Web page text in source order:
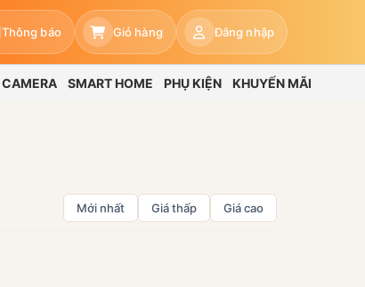
Thông báo Giỏ hàng Đăng nhập
CAMERA SMART HOME PHỤ KIỆN KHUYẾN MÃI
Mới nhất Giá thấp Giá cao